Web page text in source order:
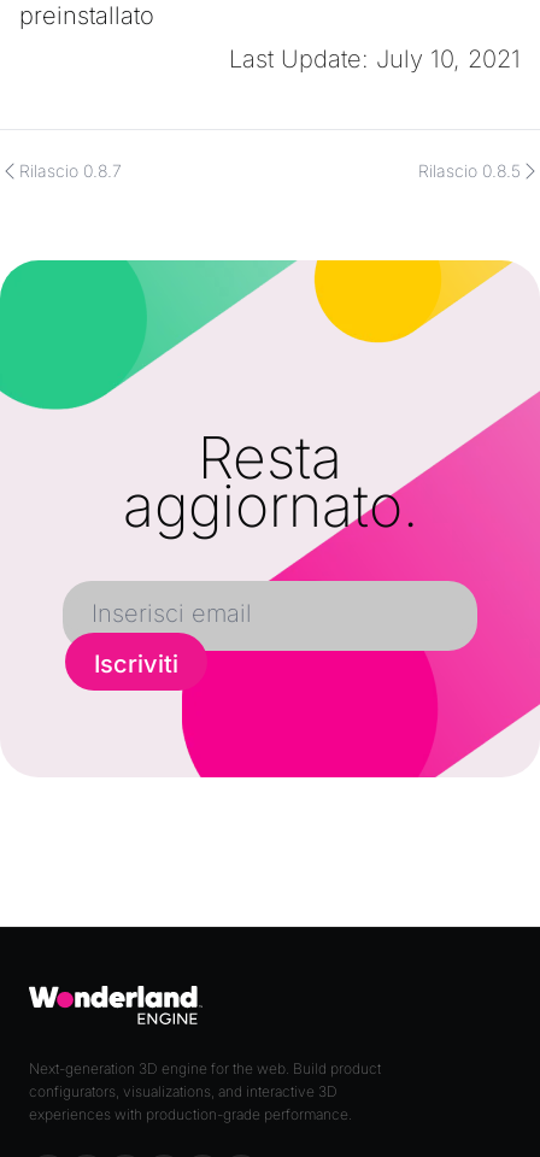
preinstallato
Last Update: July 10, 2021
Rilascio 0.8.7 Rilascio 0.8.5
Resta
aggiornato.
Iscriviti
Next-generation 3D engine for the web. Build product
configurators, visualizations, and interactive 3D
experiences with production-grade performance.